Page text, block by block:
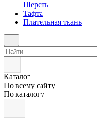
Шерсть
Тафта
Плательная ткань
Каталог
По всему сайту
По каталогу